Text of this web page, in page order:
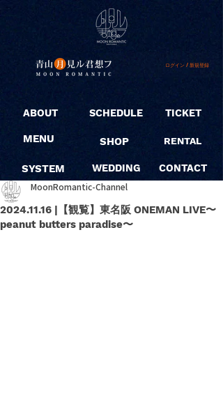
ログイン / 新規登録
ABOUT
MENU
SYSTEM
SCHEDULE
SHOP
WEDDING
TICKET
RENTAL
CONTACT
2024.11.16 |【観覧】東名阪 ONEMAN LIVE〜
peanut butters paradise〜
MoonRomantic-Channel